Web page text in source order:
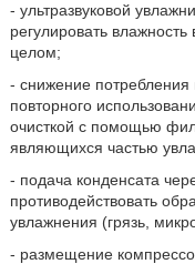
- ультразвуковой
регулировать
целом;
- снижение потребления
повторного
очисткой с помощью
являющихся частью
- подача конденсата
противодействовать
увлажнения (грязь,
- размещение